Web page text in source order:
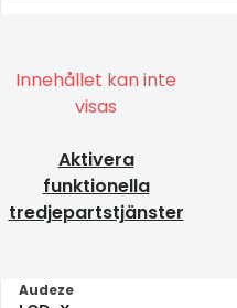
Innehållet kan inte
visas
Aktivera
funktionella
tredjepartstjänster
Audeze